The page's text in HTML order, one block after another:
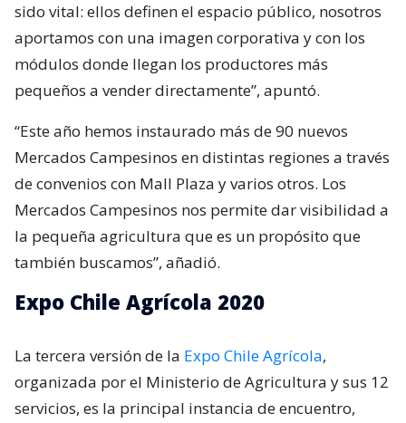
sido vital: ellos definen el espacio público, nosotros
aportamos con una imagen corporativa y con los
módulos donde llegan los productores más
pequeños a vender directamente”, apuntó.
“Este año hemos instaurado más de 90 nuevos
Mercados Campesinos en distintas regiones a través
de convenios con Mall Plaza y varios otros. Los
Mercados Campesinos nos permite dar visibilidad a
la pequeña agricultura que es un propósito que
también buscamos”, añadió.
Expo Chile Agrícola 2020
La tercera versión de la Expo Chile Agrícola,
organizada por el Ministerio de Agricultura y sus 12
servicios, es la principal instancia de encuentro,